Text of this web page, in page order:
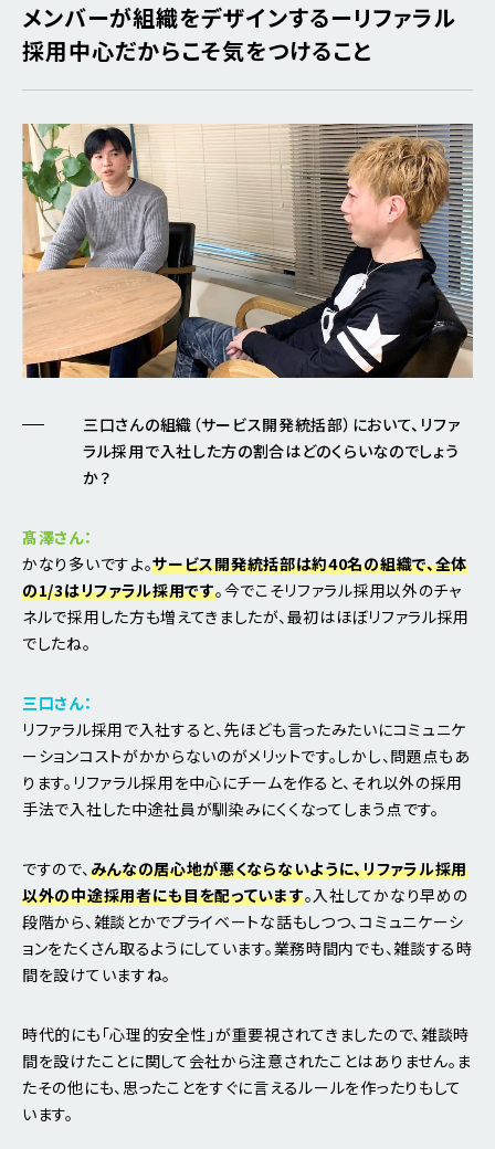
メンバーが組織をデザインするーリファラル
採用中心だからこそ気をつけること
三口さんの組織（サービス開発統括部）において、リファ
ラル採用で入社した方の割合はどのくらいなのでしょう
か？
髙澤さん：
かなり多いですよ。サービス開発統括部は約40名の組織で、全体
の1/3はリファラル採用です。今でこそリファラル採用以外のチャ
ネルで採用した方も増えてきましたが、最初はほぼリファラル採用
でしたね。
三口さん：
リファラル採用で入社すると、先ほども言ったみたいにコミュニケ
ーションコストがかからないのがメリットです。しかし、問題点もあ
ります。リファラル採用を中心にチームを作ると、それ以外の採用
手法で入社した中途社員が馴染みにくくなってしまう点です。
ですので、 みんなの居心地が悪くならないように、リファラル採用
以外の中途採用者にも目を配っています。入社してかなり早めの
段階から、雑談とかでプライベートな話もしつつ、コミュニケーシ
ョンをたくさん取るようにしています。業務時間内でも、雑談する時
間を設けていますね。
時代的にも「心理的安全性」が重要視されてきましたので、雑談時
間を設けたことに関して会社から注意されたことはありません。ま
たその他にも、思ったことをすぐに言えるルールを作ったりもして
います。